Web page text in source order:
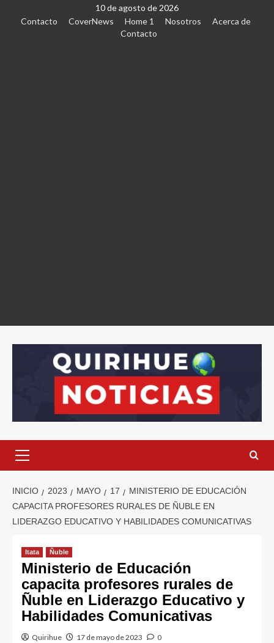
10 de agosto de 2026
Contacto
CoverNews Home 1 Nosotros
Acerca de
Contacto
INICIO 2023 MAYO 17
MINISTERIO DE EDUCACIÓN
CAPACITA PROFESORES RURALES DE ÑUBLE EN
LIDERAZGO EDUCATIVO Y HABILIDADES COMUNICATIVAS
Itata Ñuble
Ministerio de Educación
capacita profesores rurales de
Ñuble en Liderazgo Educativo y
Habilidades Comunicativas
Quirihue 17 de mayo de 2023 0